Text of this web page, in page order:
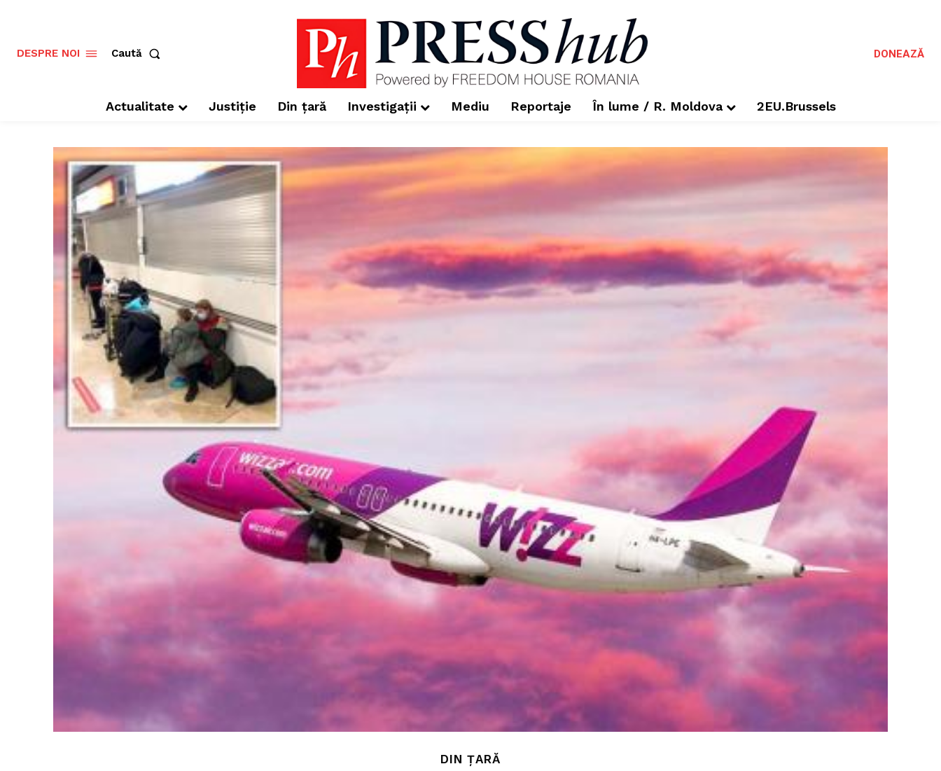
DESPRE NOI Caută DONEAZĂ
Actualitate Justiție Din țară Investigații Mediu Reportaje În lume / R. Moldova 2EU.Brussels
DIN ȚARĂ